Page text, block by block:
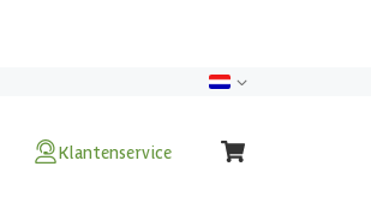
Klantenservice